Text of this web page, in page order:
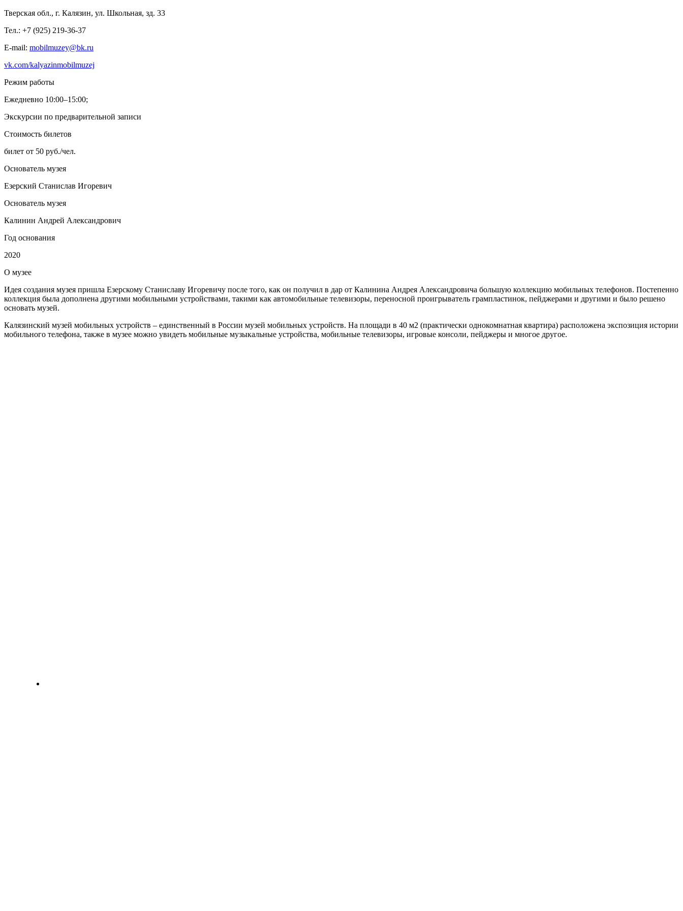
Тверская обл., г. Калязин, ул. Школьная, зд. 33
Тел.: +7 (925) 219-36-37
E-mail: mobilmuzey@bk.ru
vk.com/kalyazinmobilmuzej
Режим работы
Ежедневно 10:00–15:00;
Экскурсии по предварительной записи
Стоимость билетов
билет от 50 руб./чел.
Основатель музея
Езерский Станислав Игоревич
Основатель музея
Калинин Андрей Александрович
Год основания
2020
О музее
Идея создания музея пришла Езерскому Станиславу Игоревичу после того, как он получил в дар от Калинина Андрея Александровича большую коллекцию мобильных телефонов. Постепенно
коллекция была дополнена другими мобильными устройствами, такими как автомобильные телевизоры, переносной проигрыватель грампластинок, пейджерами и другими и было решено
основать музей.
Калязинский музей мобильных устройств – единственный в России музей мобильных устройств. На площади в 40 м2 (практически однокомнатная квартира) расположена экспозиция истории
мобильного телефона, также в музее можно увидеть мобильные музыкальные устройства, мобильные телевизоры, игровые консоли, пейджеры и многое другое.